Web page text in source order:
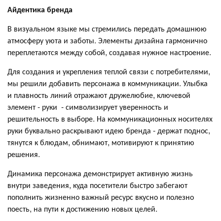
Айдентика бренда
В визуальном языке мы стремились передать домашнюю
атмосферу уюта и заботы. Элементы дизайна гармонично
переплетаются между собой, создавая нужное настроение.
Для создания и укрепления теплой связи с потребителями,
мы решили добавить персонажа в коммуникации. Улыбка
и плавность линий отражают дружелюбие, ключевой
элемент - руки - символизирует уверенность и
решительность в выборе. На коммуникационных носителях
руки буквально раскрывают идею бренда - держат поднос,
тянутся к блюдам, обнимают, мотивируют к принятию
решения.
Динамика персонажа демонстрирует активную жизнь
внутри заведения, куда посетители быстро забегают
пополнить жизненно важный ресурс вкусно и полезно
поесть, на пути к достижению новых целей.